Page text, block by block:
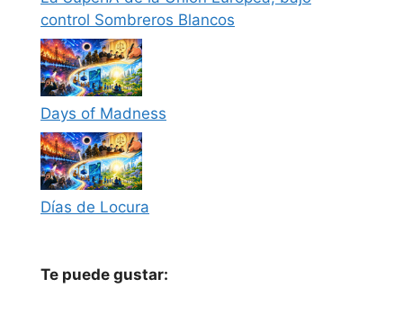
control Sombreros Blancos
Days of Madness
Días de Locura
Te puede gustar: